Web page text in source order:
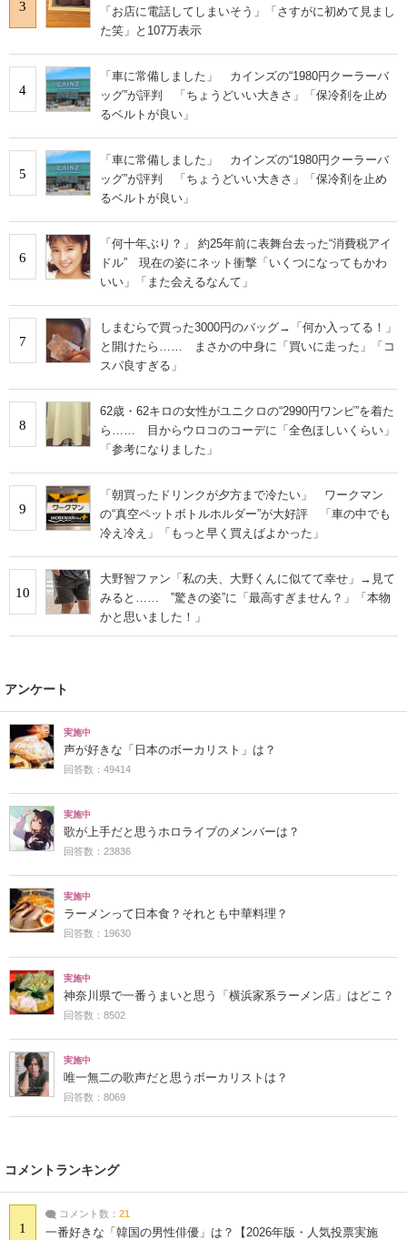
3
「お店に電話してしまいそう」「さすがに初めて見まし
た笑」と107万表示
4
「車に常備しました」 カインズの“1980円クーラーバ
ッグ”が評判 「ちょうどいい大きさ」「保冷剤を止め
るベルトが良い」
5
「車に常備しました」 カインズの“1980円クーラーバ
ッグ”が評判 「ちょうどいい大きさ」「保冷剤を止め
るベルトが良い」
6
「何十年ぶり？」 約25年前に表舞台去った“消費税アイ
ドル” 現在の姿にネット衝撃「いくつになってもかわ
いい」「また会えるなんて」
7
しまむらで買った3000円のバッグ→「何か入ってる！」
と開けたら…… まさかの中身に「買いに走った」「コ
スパ良すぎる」
8
62歳・62キロの女性がユニクロの“2990円ワンピ”を着た
ら…… 目からウロコのコーデに「全色ほしいくらい」
「参考になりました」
9
「朝買ったドリンクが夕方まで冷たい」 ワークマン
の“真空ペットボトルホルダー”が大好評 「車の中でも
冷え冷え」「もっと早く買えばよかった」
10
大野智ファン「私の夫、大野くんに似てて幸せ」→見て
みると…… ‟驚きの姿”に「最高すぎません？」「本物
かと思いました！」
アンケート
実施中
声が好きな「日本のボーカリスト」は？
回答数：49414
実施中
歌が上手だと思うホロライブのメンバーは？
回答数：23836
実施中
ラーメンって日本食？それとも中華料理？
回答数：19630
実施中
神奈川県で一番うまいと思う「横浜家系ラーメン店」はどこ？
回答数：8502
実施中
唯一無二の歌声だと思うボーカリストは？
回答数：8069
コメントランキング
1
コメント数： 21
一番好きな「韓国の男性俳優」は？【2026年版・人気投票実施